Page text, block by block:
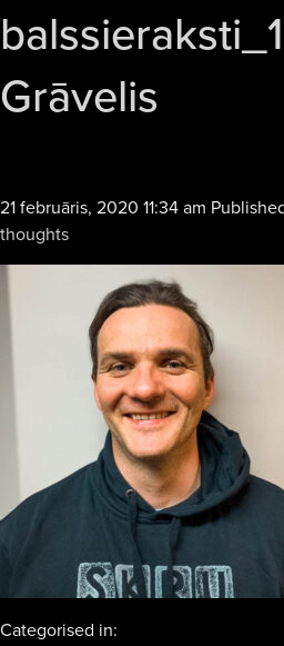
Grāvelis
21 februāris, 2020 11:34 am
thoughts
Categorised in: